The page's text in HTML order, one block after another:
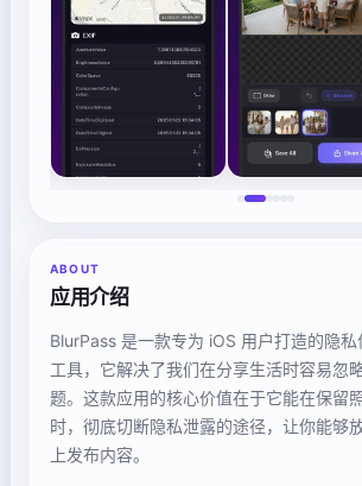
ABOUT
应用介绍
BlurPass 是一款专为 iOS 用户打造的隐
工具，它解决了我们在分享生活时容易忽
题。这款应用的核心价值在于它能在保留
时，彻底切断隐私泄露的途径，让你能够
上发布内容。